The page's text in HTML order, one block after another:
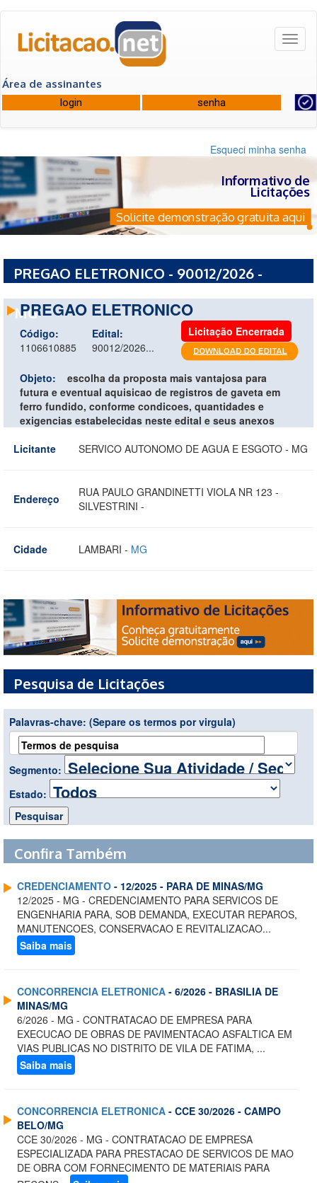
Área de assinantes
Esqueci minha senha
Informativo de
Licitações
Solicite demonstração gratuita aqui
PREGAO ELETRONICO - 90012/2026 -
MG
PREGAO ELETRONICO
Código:
1106610885
Edital:
90012/2026...
Licitação Encerrada
Objeto:
escolha da proposta mais vantajosa para
futura e eventual aquisicao de registros de gaveta em
ferro fundido, conforme condicoes, quantidades e
exigencias estabelecidas neste edital e seus anexos
Licitante
SERVICO AUTONOMO DE AGUA E ESGOTO - MG
Endereço
RUA PAULO GRANDINETTI VIOLA NR 123 -
SILVESTRINI -
Cidade LAMBARI - MG
Pesquisa de Licitações
Palavras-chave: (Separe os termos por virgula)
Segmento:
Estado:
Confira Também
CREDENCIAMENTO - 12/2025 - PARA DE MINAS/MG
12/2025 - MG - CREDENCIAMENTO PARA SERVICOS DE
ENGENHARIA PARA, SOB DEMANDA, EXECUTAR REPAROS,
MANUTENCOES, CONSERVACAO E REVITALIZACAO...
Saiba mais
CONCORRENCIA ELETRONICA - 6/2026 - BRASILIA DE
MINAS/MG
6/2026 - MG - CONTRATACAO DE EMPRESA PARA
EXECUCAO DE OBRAS DE PAVIMENTACAO ASFALTICA EM
VIAS PUBLICAS NO DISTRITO DE VILA DE FATIMA, ...
Saiba mais
CONCORRENCIA ELETRONICA - CCE 30/2026 - CAMPO
BELO/MG
CCE 30/2026 - MG - CONTRATACAO DE EMPRESA
ESPECIALIZADA PARA PRESTACAO DE SERVICOS DE MAO
DE OBRA COM FORNECIMENTO DE MATERIAIS PARA